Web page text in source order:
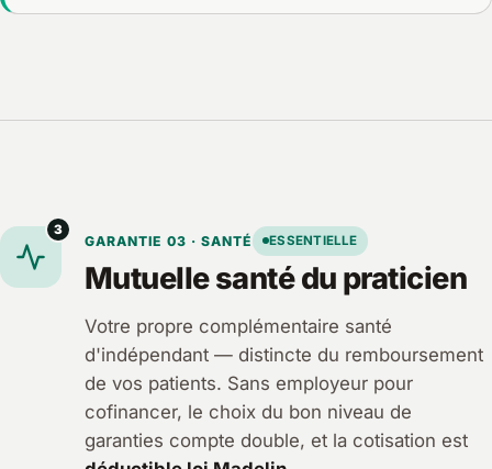
3
GARANTIE 03 · SANTÉ ESSENTIELLE
Mutuelle santé du praticien
Votre propre complémentaire santé
d'indépendant — distincte du remboursement
de vos patients. Sans employeur pour
cofinancer, le choix du bon niveau de
garanties compte double, et la cotisation est